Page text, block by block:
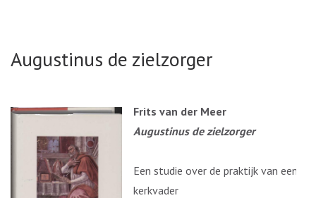
Augustinus de zielzorger
Frits van der Meer
Augustinus de zielzorger
Een studie over de praktijk van een
kerkvader